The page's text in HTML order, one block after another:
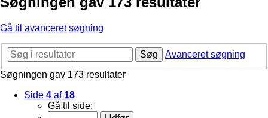
Gå til avanceret søgning
Søg
Avanceret søgning
Søgningen gav 173 resultater
Side 4 af 18
Gå til side: